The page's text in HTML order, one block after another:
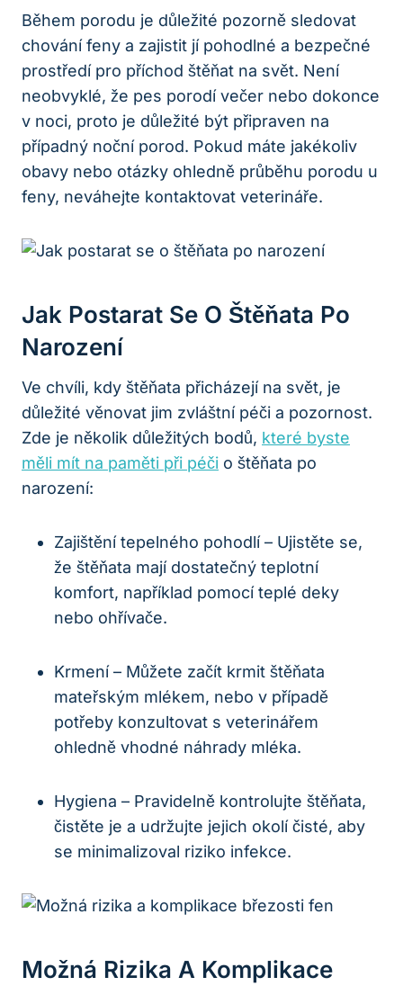
Během porodu je důležité pozorně sledovat
chování feny a zajistit jí pohodlné a bezpečné
prostředí pro příchod štěňat na svět. Není
neobvyklé, že pes porodí večer nebo dokonce
v noci, proto je důležité být připraven na
případný noční porod. Pokud máte jakékoliv
obavy nebo otázky ohledně průběhu porodu u
feny, neváhejte kontaktovat veterináře.
Jak Postarat Se O Štěňata Po
Narození
Ve chvíli, kdy štěňata přicházejí na svět, je
důležité věnovat jim zvláštní péči a pozornost.
Zde je několik důležitých bodů, které byste
měli mít na paměti při péči o štěňata po
narození:
Zajištění tepelného pohodlí – Ujistěte se,
že štěňata mají dostatečný teplotní
komfort, například pomocí teplé deky
nebo ohřívače.
Krmení – Můžete začít krmit štěňata
mateřským mlékem, nebo v případě
potřeby konzultovat s veterinářem
ohledně vhodné náhrady mléka.
Hygiena – Pravidelně kontrolujte štěňata,
čistěte je a udržujte jejich okolí čisté, aby
se minimalizoval riziko infekce.
Možná Rizika A Komplikace